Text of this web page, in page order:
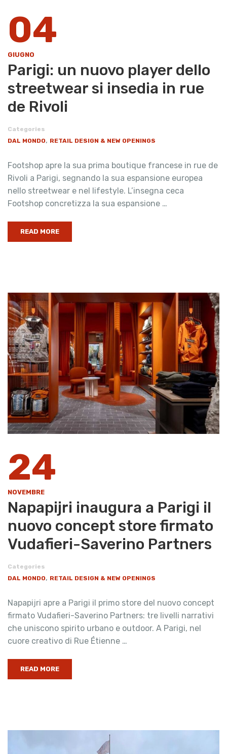
04
GIUGNO
Parigi: un nuovo player dello
streetwear si insedia in rue
de Rivoli
Categories
DAL MONDO, RETAIL DESIGN & NEW OPENINGS
Footshop apre la sua prima boutique francese in rue de
Rivoli a Parigi, segnando la sua espansione europea
nello streetwear e nel lifestyle. L’insegna ceca
Footshop concretizza la sua espansione …
READ MORE
24
NOVEMBRE
Napapijri inaugura a Parigi il
nuovo concept store firmato
Vudafieri-Saverino Partners
Categories
DAL MONDO, RETAIL DESIGN & NEW OPENINGS
Napapijri apre a Parigi il primo store del nuovo concept
firmato Vudafieri-Saverino Partners: tre livelli narrativi
che uniscono spirito urbano e outdoor. A Parigi, nel
cuore creativo di Rue Étienne …
READ MORE